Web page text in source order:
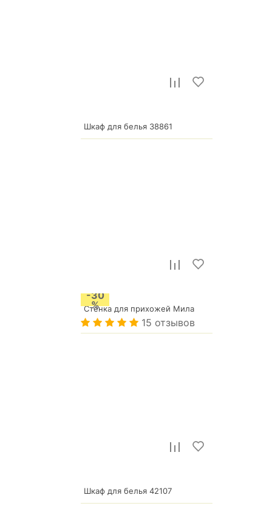
Шкаф для белья 38861
17 001 р.
Стенка для прихожей Мила
15 отзывов
10 890 р.
-30
%
Шкаф для белья 42107
16 014 р.